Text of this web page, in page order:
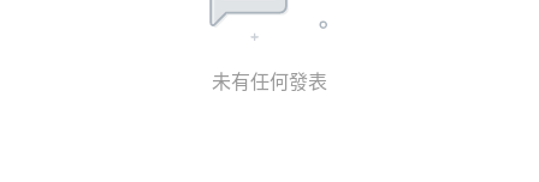
未有任何發表